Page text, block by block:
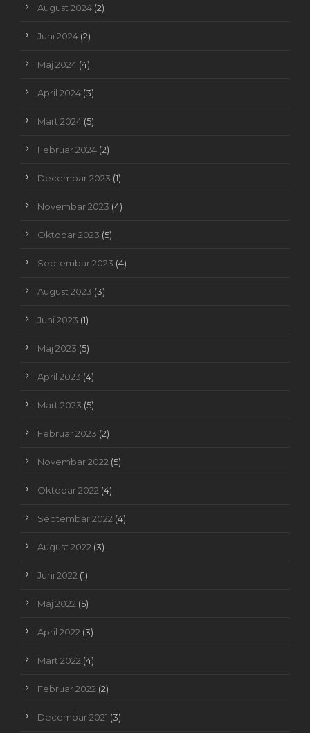
August 2024 (2)
Juni 2024 (2)
Maj 2024 (4)
April 2024 (3)
Mart 2024 (5)
Februar 2024 (2)
Decembar 2023 (1)
Novembar 2023 (4)
Oktobar 2023 (5)
Septembar 2023 (4)
August 2023 (3)
Juni 2023 (1)
Maj 2023 (5)
April 2023 (4)
Mart 2023 (5)
Februar 2023 (2)
Novembar 2022 (5)
Oktobar 2022 (4)
Septembar 2022 (4)
August 2022 (3)
Juni 2022 (1)
Maj 2022 (5)
April 2022 (3)
Mart 2022 (4)
Februar 2022 (2)
Decembar 2021 (3)